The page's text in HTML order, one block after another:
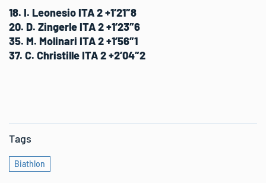
18. I. Leonesio ITA 2 +1’21″8
20. D. Zingerle ITA 2 +1’23″6
35. M. Molinari ITA 2 +1’56″1
37. C. Christille ITA 2 +2’04″2
Tags
Biathlon